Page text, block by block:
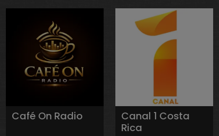
Café On Radio
Canal 1 Costa
Rica